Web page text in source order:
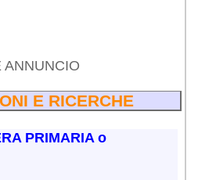
ANNUNCIO
E RICERCHE
PRIMARIA o